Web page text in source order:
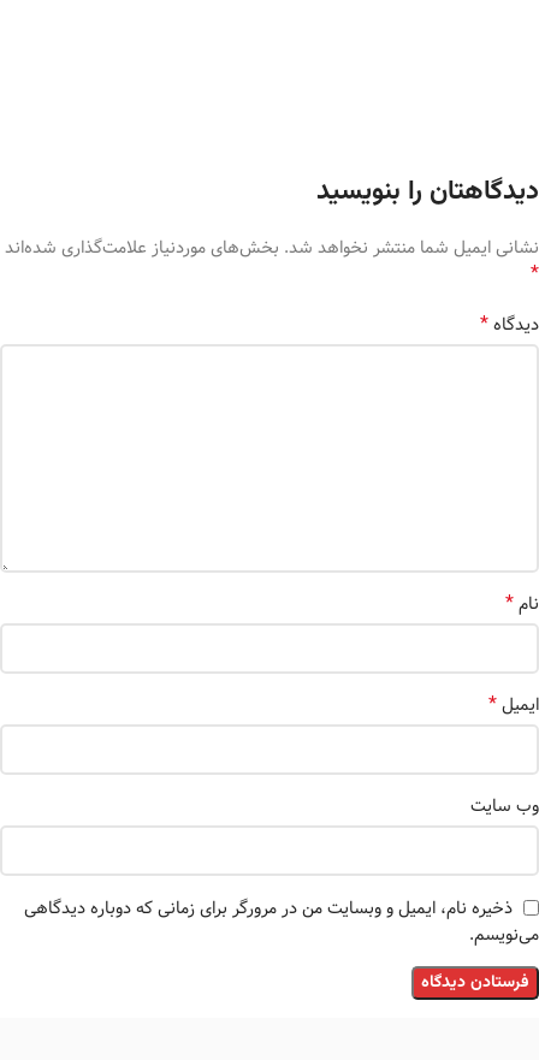
دیدگاهتان را بنویسید
نشانی ایمیل شما منتشر نخواهد شد. بخش‌های موردنیاز علامت‌گذاری شده‌اند
*
دیدگاه*
نام*
ایمیل*
وب‌ سایت
ذخیره نام، ایمیل و وبسایت من در مرورگر برای زمانی که دوباره دیدگاهی
می‌نویسم.